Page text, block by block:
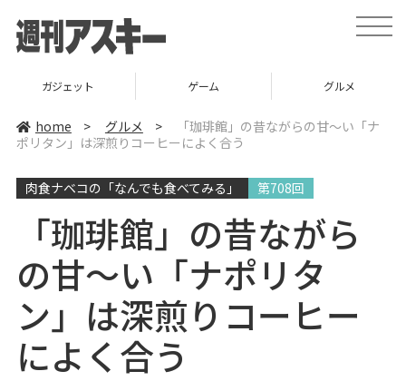
t
o
a
v
ゲーム グルメ スタートアップ
home > グルメ >
「珈琲館」の昔ながらの甘～い「ナ
ポリタン」は深煎りコーヒーによく合う
肉食ナベコの「なんでも食べてみる」 第708回
「珈琲館」の昔ながら
の甘～い「ナポリタ
ン」は深煎りコーヒー
によく合う